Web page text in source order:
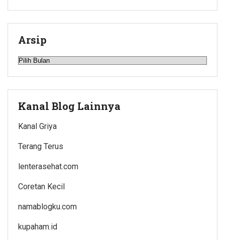
Arsip
Arsip
Kanal Blog Lainnya
Kanal Griya
Terang Terus
lenterasehat.com
Coretan Kecil
namablogku.com
kupaham.id